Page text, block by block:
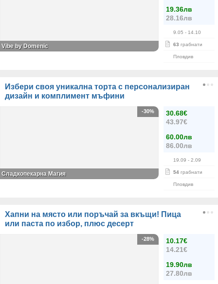
19.36лв
28.16лв
9.05 - 14.10
63 грабнати
Пловдив
Vibe by Domenic
Избери своя уникална торта с персонализиран
дизайн и комплимент мъфини
30.68€
43.97€
60.00лв
86.00лв
19.09 - 2.09
54 грабнати
Пловдив
-30%
Сладкопекарна Магия
Хапни на място или поръчай за вкъщи! Пица
или паста по избор, плюс десерт
10.17€
14.21€
19.90лв
27.80лв
-28%